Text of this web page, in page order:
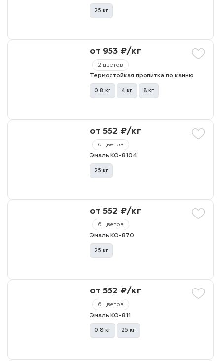
25 кг
2 цветов
от 953 ₽/кг
Термостойкая пропитка по камню
0.8 кг 4 кг 8 кг
6 цветов
от 552 ₽/кг
Эмаль КО-8104
25 кг
6 цветов
от 552 ₽/кг
Эмаль КО-870
25 кг
6 цветов
от 552 ₽/кг
Эмаль КО-811
0.8 кг 25 кг